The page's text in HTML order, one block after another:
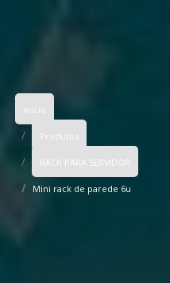
Início
Produtos
RACK PARA SERVIDOR
Mini rack de parede 6u